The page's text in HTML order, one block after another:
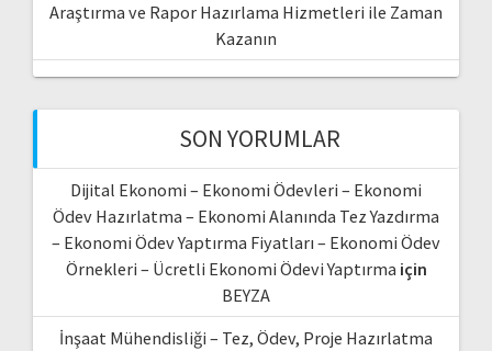
Araştırma ve Rapor Hazırlama Hizmetleri ile Zaman
Kazanın
SON YORUMLAR
Dijital Ekonomi – Ekonomi Ödevleri – Ekonomi
Ödev Hazırlatma – Ekonomi Alanında Tez Yazdırma
– Ekonomi Ödev Yaptırma Fiyatları – Ekonomi Ödev
Örnekleri – Ücretli Ekonomi Ödevi Yaptırma için
BEYZA
İnşaat Mühendisliği – Tez, Ödev, Proje Hazırlatma